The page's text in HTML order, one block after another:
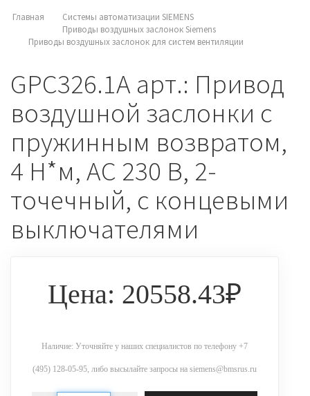
Главная
Системы автоматизации SIEMENS
Приводы воздушных заслонок Siemens
Приводы воздушных заслонок для систем вентиляции
GPC326.1A арт.: Привод
воздушной заслонки с
пружинным возвратом,
4 Н*м, AC 230 В, 2-
точечный, с концевыми
выключателями
Цена: 20558.43₽
Наличие: Уточняйте у наших специалистов по телефону +7
(495) 128-05-95, либо высылайте запросы на siemens@bmsrus.ru